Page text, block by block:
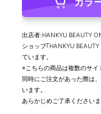
出店者:HANKYU BEAUTY
ショップ｢HANKYU
ています。
※こちらの商品は複数のサイ
同時にご注文があった際は
います。
あらかじめご了承くださいま